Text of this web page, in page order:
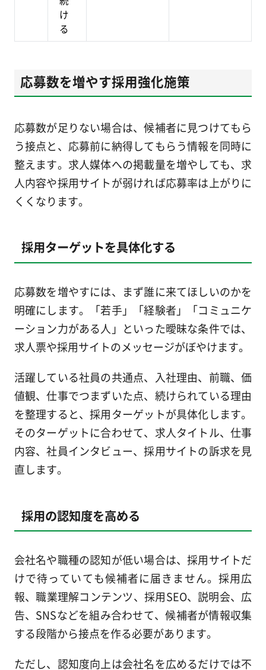
け
る
応募数を増やす採用強化施策
応募数が足りない場合は、候補者に見つけてもら
う接点と、応募前に納得してもらう情報を同時に
整えます。求人媒体への掲載量を増やしても、求
人内容や採用サイトが弱ければ応募率は上がりに
くくなります。
採用ターゲットを具体化する
応募数を増やすには、まず誰に来てほしいのかを
明確にします。「若手」「経験者」「コミュニケ
ーション力がある人」といった曖昧な条件では、
求人票や採用サイトのメッセージがぼやけます。
活躍している社員の共通点、入社理由、前職、価
値観、仕事でつまずいた点、続けられている理由
を整理すると、採用ターゲットが具体化します。
そのターゲットに合わせて、求人タイトル、仕事
内容、社員インタビュー、採用サイトの訴求を見
直します。
採用の認知度を高める
会社名や職種の認知が低い場合は、採用サイトだ
けで待っていても候補者に届きません。採用広
報、職業理解コンテンツ、採用SEO、説明会、広
告、SNSなどを組み合わせて、候補者が情報収集
する段階から接点を作る必要があります。
ただし、認知度向上は会社名を広めるだけでは不